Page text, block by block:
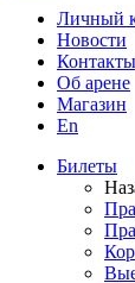
Личный
Новости
Контакты
Об арене
Магазин
En
Билеты